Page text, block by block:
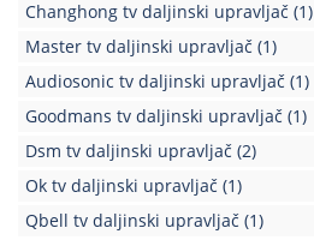
Changhong tv daljinski upravljač (1)
Master tv daljinski upravljač (1)
Audiosonic tv daljinski upravljač (1)
Goodmans tv daljinski upravljač (1)
Dsm tv daljinski upravljač (2)
Ok tv daljinski upravljač (1)
Qbell tv daljinski upravljač (1)